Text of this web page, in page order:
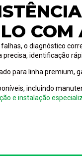
COM
o diagnóstico
identificação
para linha premium,
incluindo
e instalação